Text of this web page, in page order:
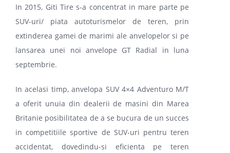
PARTENERI
DE CE GITI
DESPRE NOI
CONTACT
In 2015, Giti Tire s-a concentrat in mare parte pe
SUV-uri/ piata autoturismelor de teren, prin
extinderea gamei de marimi ale anvelopelor si pe
lansarea unei noi anvelope GT Radial in luna
septembrie.
In acelasi timp, anvelopa SUV 4×4 Adventuro M/T
a oferit unuia din dealerii de masini din Marea
Britanie posibilitatea de a se bucura de un succes
in competitiile sportive de SUV-uri pentru teren
accidentat, dovedindu-si eficienta pe teren